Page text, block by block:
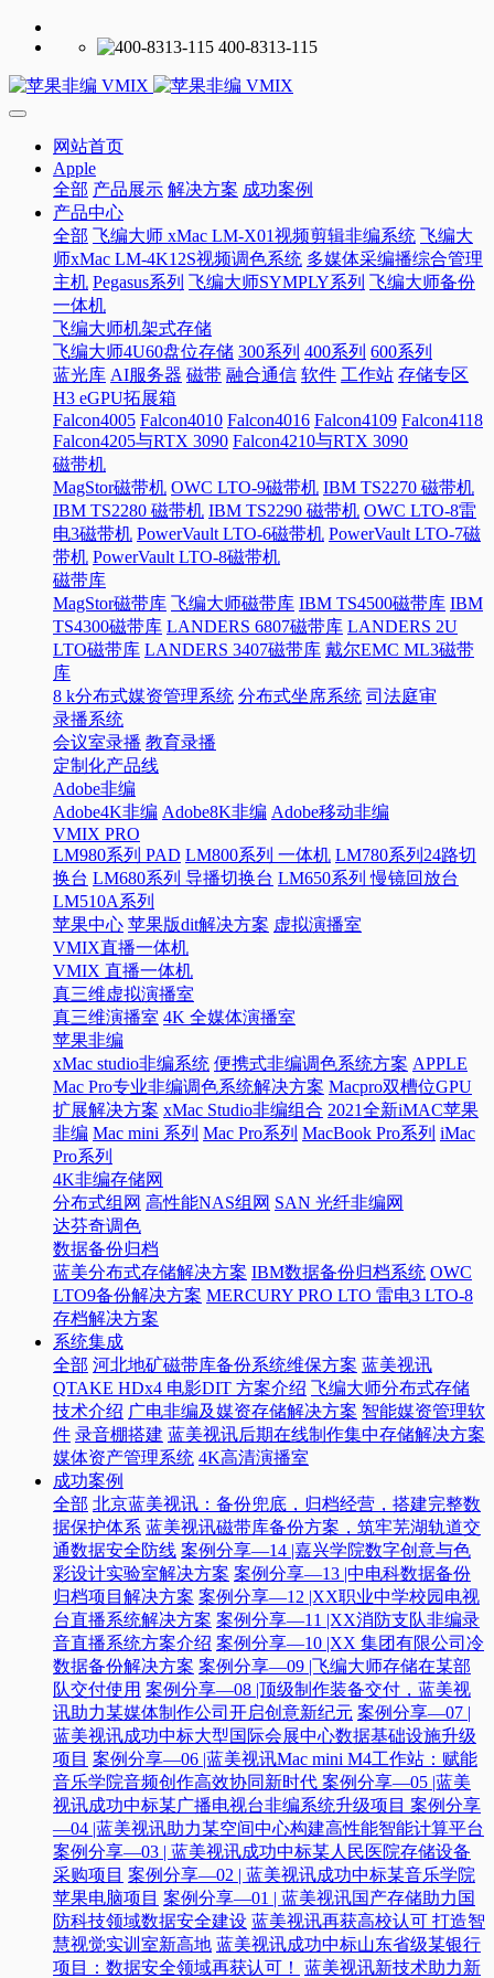
400-8313-115
网站首页
Apple
全部 产品展示 解决方案 成功案例
产品中心
全部 飞编大师 xMac LM-X01视频剪辑非编系统 飞编大
师xMac LM-4K12S视频调色系统 多媒体采编播综合管理
主机 Pegasus系列 飞编大师SYMPLY系列 飞编大师备份
一体机
飞编大师机架式存储
飞编大师4U60盘位存储 300系列 400系列 600系列
蓝光库 AI服务器 磁带 融合通信 软件 工作站 存储专区
H3 eGPU拓展箱
Falcon4005 Falcon4010 Falcon4016 Falcon4109 Falcon4118
Falcon4205与RTX 3090 Falcon4210与RTX 3090
磁带机
MagStor磁带机 OWC LTO-9磁带机 IBM TS2270 磁带机
IBM TS2280 磁带机 IBM TS2290 磁带机 OWC LTO-8雷
电3磁带机 PowerVault LTO-6磁带机 PowerVault LTO-7磁
带机 PowerVault LTO-8磁带机
磁带库
MagStor磁带库 飞编大师磁带库 IBM TS4500磁带库 IBM
TS4300磁带库 LANDERS 6807磁带库 LANDERS 2U
LTO磁带库 LANDERS 3407磁带库 戴尔EMC ML3磁带
库
8 k分布式媒资管理系统 分布式坐席系统 司法庭审
录播系统
会议室录播 教育录播
定制化产品线
Adobe非编
Adobe4K非编 Adobe8K非编 Adobe移动非编
VMIX PRO
LM980系列 PAD LM800系列 一体机 LM780系列24路切
换台 LM680系列 导播切换台 LM650系列 慢镜回放台
LM510A系列
苹果中心 苹果版dit解决方案 虚拟演播室
VMIX直播一体机
VMIX 直播一体机
真三维虚拟演播室
真三维演播室 4K 全媒体演播室
苹果非编
xMac studio非编系统 便携式非编调色系统方案 APPLE
Mac Pro专业非编调色系统解决方案 Macpro双槽位GPU
扩展解决方案 xMac Studio非编组合 2021全新iMAC苹果
非编 Mac mini 系列 Mac Pro系列 MacBook Pro系列 iMac
Pro系列
4K非编存储网
分布式组网 高性能NAS组网 SAN 光纤非编网
达芬奇调色
数据备份归档
蓝美分布式存储解决方案 IBM数据备份归档系统 OWC
LTO9备份解决方案 MERCURY PRO LTO 雷电3 LTO-8
存档解决方案
系统集成
全部 河北地矿磁带库备份系统维保方案 蓝美视讯
QTAKE HDx4 电影DIT 方案介绍 飞编大师分布式存储
技术介绍 广电非编及媒资存储解决方案 智能媒资管理软
件 录音棚搭建 蓝美视讯后期在线制作集中存储解决方案
媒体资产管理系统 4K高清演播室
成功案例
全部 北京蓝美视讯：备份兜底，归档经营，搭建完整数
据保护体系 蓝美视讯磁带库备份方案，筑牢芜湖轨道交
通数据安全防线 案例分享—14 |嘉兴学院数字创意与色
彩设计实验室解决方案 案例分享—13 |中电科数据备份
归档项目解决方案 案例分享—12 |XX职业中学校园电视
台直播系统解决方案 案例分享—11 |XX消防支队非编录
音直播系统方案介绍 案例分享—10 |XX 集团有限公司冷
数据备份解决方案 案例分享—09 |飞编大师存储在某部
队交付使用 案例分享—08 |顶级制作装备交付，蓝美视
讯助力某媒体制作公司开启创意新纪元 案例分享—07 |
蓝美视讯成功中标大型国际会展中心数据基础设施升级
项目 案例分享—06 |蓝美视讯Mac mini M4工作站：赋能
音乐学院音频创作高效协同新时代​ 案例分享—05 |蓝美
视讯成功中标某广播电视台非编系统升级项目​ 案例分享
—04 |蓝美视讯助力某空间中心构建高性能智能计算平台​
案例分享—03 | 蓝美视讯成功中标某人民医院存储设备
采购项目 案例分享—02 | 蓝美视讯成功中标某音乐学院
苹果电脑项目 案例分享—01 | 蓝美视讯国产存储助力国
防科技领域数据安全建设 蓝美视讯再获高校认可 打造智
慧视觉实训室新高地 蓝美视讯成功中标山东省级某银行
项目：数据安全领域再获认可！
蓝美视讯新技术助力新